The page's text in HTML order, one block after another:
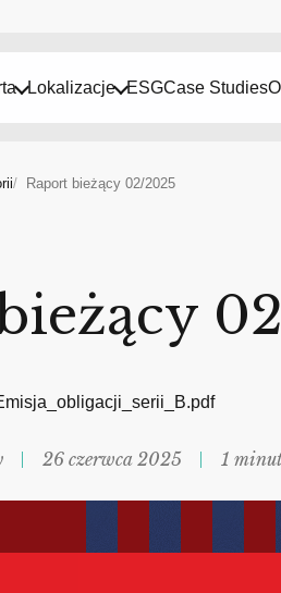
Lokalizacje ESGCase Studies
Raport bieżący 02/2025
26 czerwca 2025 1